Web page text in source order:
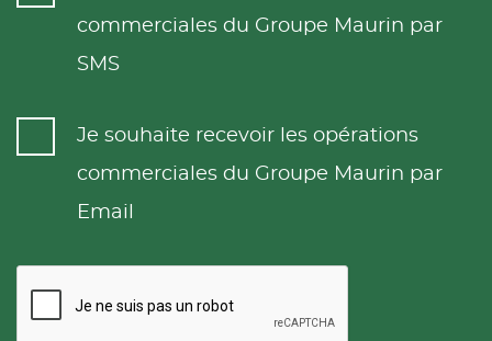
commerciales du Groupe Maurin par
SMS
Je souhaite recevoir les opérations
commerciales du Groupe Maurin par
Email